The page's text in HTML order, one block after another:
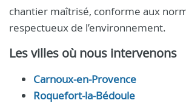
chantier maîtrisé, conforme aux
respectueux de l’environnement.
Les villes où nous intervenons
Carnoux-en-Provence
Roquefort-la-Bédoule